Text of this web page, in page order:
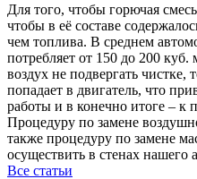
Для того, чтобы горючая
чтобы в её составе
чем топлива. В среднем
потребляет от 150 до 200
воздух не подвергать чистке,
попадает в двигатель, что
работы и в конечно итоге – к
Процедуру по замене
также процедуру по замене
осуществить в стенах нашего
Все статьи